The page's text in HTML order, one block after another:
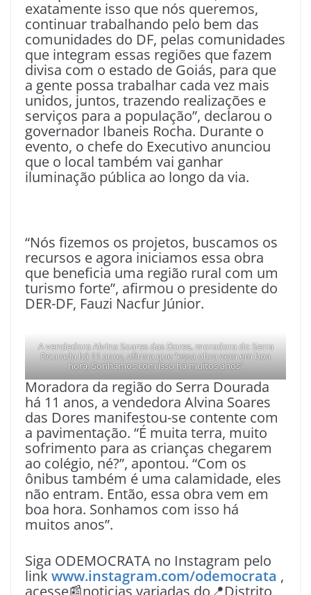
exatamente isso que nós queremos,
continuar trabalhando pelo bem das
comunidades do DF, pelas comunidades
que integram essas regiões que fazem
divisa com o estado de Goiás, para que
a gente possa trabalhar cada vez mais
unidos, juntos, trazendo realizações e
serviços para a população”, declarou o
governador Ibaneis Rocha. Durante o
evento, o chefe do Executivo anunciou
que o local também vai ganhar
iluminação pública ao longo da via.
“Nós fizemos os projetos, buscamos os
recursos e agora iniciamos essa obra
que beneficia uma região rural com um
turismo forte”, afirmou o presidente do
DER-DF, Fauzi Nacfur Júnior.
A vendedora Alvina Soares das Dores, moradora do Serra
Dourada há 11 anos, afirma que “essa obra vem em boa
hora. Sonhamos com isso há muitos anos”
Moradora da região do Serra Dourada
há 11 anos, a vendedora Alvina Soares
das Dores manifestou-se contente com
a pavimentação. “É muita terra, muito
sofrimento para as crianças chegarem
ao colégio, né?”, apontou. “Com os
ônibus também é uma calamidade, eles
não entram. Então, essa obra vem em
boa hora. Sonhamos com isso há
muitos anos”.
Siga ODEMOCRATA no Instagram pelo
link www.instagram.com/odemocrata ,
acesse📰noticias variadas do📍Distrito